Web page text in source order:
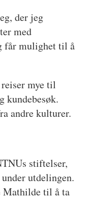
der jeg
med
får mulighet til å
mye til
kundebesøk.
andre kulturer.
stiftelser,
utdelingen.
Mathilde til å ta